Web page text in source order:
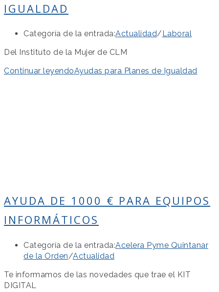
IGUALDAD
Categoría de la entrada:Actualidad/ Laboral
Del Instituto de la Mujer de CLM
Continuar leyendoAyudas para Planes de Igualdad
AYUDA DE 1000 € PARA EQUIPOS
INFORMÁTICOS
Categoría de la entrada:Acelera Pyme Quintanar
de la Orden/Actualidad
Te informamos de las novedades que trae el KIT
DIGITAL